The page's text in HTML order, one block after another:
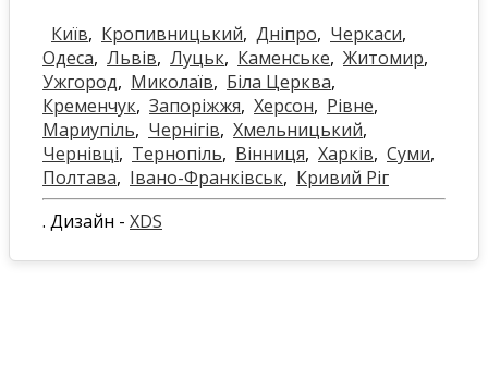
Київ, Кропивницький, Дніпро, Черкаси,
Одеса, Львів, Луцьк, Каменське, Житомир,
Ужгород, Миколаїв, Біла Церква,
Кременчук, Запоріжжя, Херсон, Рівне,
Мариупіль, Чернігів, Хмельницький,
Чернівці, Тернопіль, Вінниця, Харків, Суми,
Полтава, Івано-Франківськ, Кривий Ріг
. Дизайн - XDS